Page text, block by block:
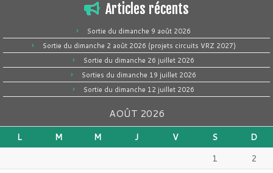
Articles récents
Sortie du dimanche 9 août 2026
Sortie du dimanche 2 août 2026 (projets circuits VRZ 2027)
Sortie du dimanche 26 juillet 2026
Sorties du dimanche 19 juillet 2026
Sortie du dimanche 12 juillet 2026
AOÛT 2026
L M M J V S
D
1
2